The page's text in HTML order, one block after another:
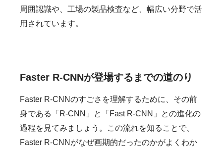
周囲認識や、工場の製品検査など、幅広い分野で活
用されています。
Faster R-CNNが登場するまでの道のり
Faster R-CNNのすごさを理解するために、その前
身である「R-CNN」と「Fast R-CNN」との進化の
過程を見てみましょう。この流れを知ることで、
Faster R-CNNがなぜ画期的だったのかがよくわか